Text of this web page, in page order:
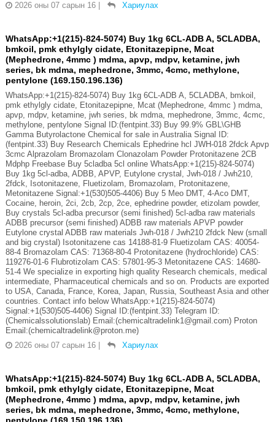
2026 оны 07 сарын 16
Хариулах
WhatsApp:+1(215)-824-5074) Buy 1kg 6CL-ADB A, 5CLADBA,
bmkoil, pmk ethylgly cidate, Etonitazepipne, Mcat
(Mephedrone, 4mmc ) mdma, apvp, mdpv, ketamine, jwh
series, bk mdma, mephedrone, 3mmc, 4cmc, methylone,
pentylone (169.150.196.136)
WhatsApp:+1(215)-824-5074) Buy 1kg 6CL-ADB A, 5CLADBA, bmkoil,
pmk ethylgly cidate, Etonitazepipne, Mcat (Mephedrone, 4mmc ) mdma,
apvp, mdpv, ketamine, jwh series, bk mdma, mephedrone, 3mmc, 4cmc,
methylone, pentylone Signal ID:(fentpint.33) Buy 99.9% GBL\GHB
Gamma Butyrolactone Chemical for sale in Australia Signal ID:
(fentpint.33) Buy Research Chemicals Ephedrine hcl JWH-018 2fdck Apvp
3cmc Alprazolam Bromazolam Clonazolam Powder Protonitazene 2CB
Mdphp Freebase Buy 5cladba 5cl online WhatsApp:+1(215)-824-5074)
Buy 1kg 5cl-adba, ADBB, APVP, Eutylone crystal, Jwh-018 / Jwh210,
2fdck, Isotonitazene, Fluetizolam, Bromazolam, Protonitazene,
Metonitazene Signal:+1(530)505-4406) Buy 5 Meo DMT, 4-Aco DMT,
Cocaine, heroin, 2ci, 2cb, 2cp, 2ce, ephedrine powder, etizolam powder,
Buy crystals 5cl-adba precursor (semi finished) 5cl-adba raw materials
ADBB precursor (semi finished) ADBB raw materials APVP powder
Eutylone crystal ADBB raw materials Jwh-018 / Jwh210 2fdck New (small
and big crystal) Isotonitazene cas 14188-81-9 Fluetizolam CAS: 40054-
88-4 Bromazolam CAS: 71368-80-4 Protonitazene (hydrochloride) CAS:
119276-01-6 Flubrotizolam CAS: 57801-95-3 Metonitazene CAS: 14680-
51-4 We specialize in exporting high quality Research chemicals, medical
intermediate, Pharmaceutical chemicals and so on. Products are exported
to USA, Canada, France, Korea, Japan, Russia, Southeast Asia and other
countries. Contact info below WhatsApp:+1(215)-824-5074)
Signal:+1(530)505-4406) Signal ID:(fentpint.33) Telegram ID:
(Chemicalssolutionslab) Email:(chemicaltradelink1@gmail.com) Proton
Email:(chemicaltradelink@proton.me)
2026 оны 07 сарын 16
Хариулах
WhatsApp:+1(215)-824-5074) Buy 1kg 6CL-ADB A, 5CLADBA,
bmkoil, pmk ethylgly cidate, Etonitazepipne, Mcat
(Mephedrone, 4mmc ) mdma, apvp, mdpv, ketamine, jwh
series, bk mdma, mephedrone, 3mmc, 4cmc, methylone,